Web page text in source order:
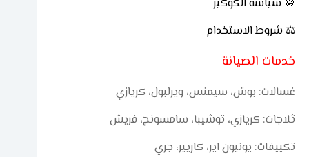
🍪 سياسة الكوكيز
⚖ شروط الاستخدام
خدمات الصيانة
غسالات: بوش، سيمنس، ويرلبول، كريازي
ثلاجات: كريازي، توشيبا، سامسونج، فريش
تكييفات: يونيون اير، كاريير، جري